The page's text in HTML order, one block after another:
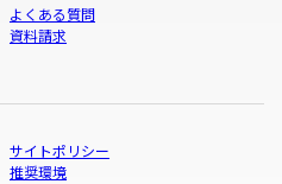
よくある質問
資料請求
サイトポリシー
推奨環境